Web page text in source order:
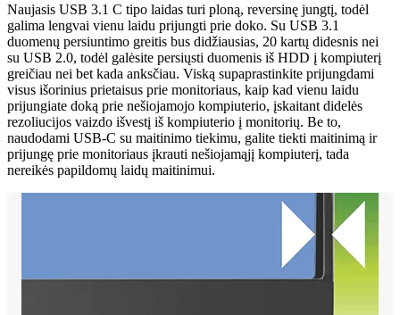
Naujasis USB 3.1 C tipo laidas turi ploną, reversinę jungtį, todėl
galima lengvai vienu laidu prijungti prie doko. Su USB 3.1
duomenų persiuntimo greitis bus didžiausias, 20 kartų didesnis nei
su USB 2.0, todėl galėsite persiųsti duomenis iš HDD į kompiuterį
greičiau nei bet kada anksčiau. Viską supaprastinkite prijungdami
visus išorinius prietaisus prie monitoriaus, kaip kad vienu laidu
prijungiate doką prie nešiojamojo kompiuterio, įskaitant didelės
rezoliucijos vaizdo išvestį iš kompiuterio į monitorių. Be to,
naudodami USB-C su maitinimo tiekimu, galite tiekti maitinimą ir
prijungę prie monitoriaus įkrauti nešiojamąjį kompiuterį, tada
nereikės papildomų laidų maitinimui.